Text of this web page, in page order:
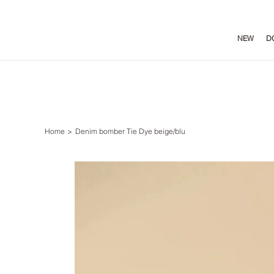
NEW
Home > Denim bomber Tie Dye beige/blu